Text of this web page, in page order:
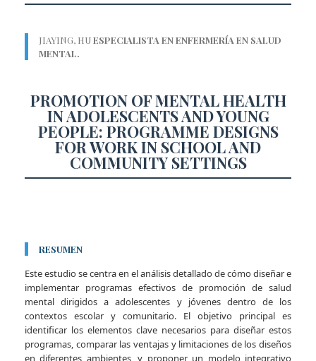
JIAYING, HUESPECIALISTA EN ENFERMERÍA EN SALUD
MENTAL.
PROMOTION OF MENTAL HEALTH
IN ADOLESCENTS AND YOUNG
PEOPLE: PROGRAMME DESIGNS
FOR WORK IN SCHOOL AND
COMMUNITY SETTINGS
RESUMEN
Este estudio se centra en el análisis detallado de cómo diseñar e
implementar programas efectivos de promoción de salud
mental dirigidos a adolescentes y jóvenes dentro de los
contextos escolar y comunitario. El objetivo principal es
identificar los elementos clave necesarios para diseñar estos
programas, comparar las ventajas y limitaciones de los diseños
en diferentes ambientes, y proponer un modelo integrativo